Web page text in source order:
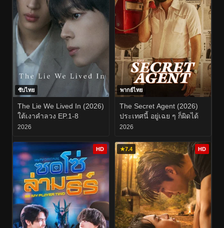
ซับไทย
The Lie We Lived In (2026)
ใต้เงาคำลวง EP.1-8
2026
พากย์ไทย
The Secret Agent (2026)
ประเทศนี้ อยู่เฉย ๆ ก็ผิดได้
2026
HD ★7.4 HD